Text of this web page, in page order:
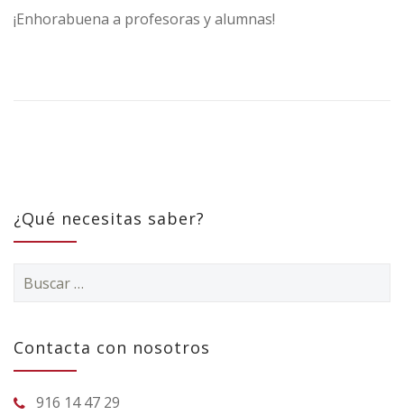
¡Enhorabuena a profesoras y alumnas!
¿Qué necesitas saber?
Contacta con nosotros
916 14 47 29